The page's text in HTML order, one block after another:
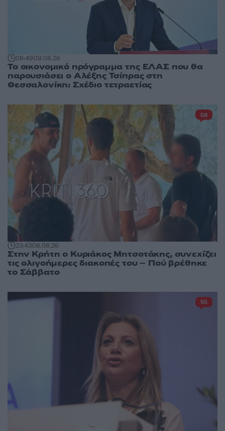
08:4909.08.26
Το οικονομικό πρόγραμμα της ΕΛΑΣ που θα
παρουσιάσει ο Αλέξης Τσίπρας στη
Θεσσαλονίκη: Σχέδιο τετραετίας
23:4308.08.26
Στην Κρήτη ο Κυριάκος Μητσοτάκης, συνεχίζει
τις ολιγοήμερες διακοπές του – Πού βρέθηκε
το Σάββατο
58
55